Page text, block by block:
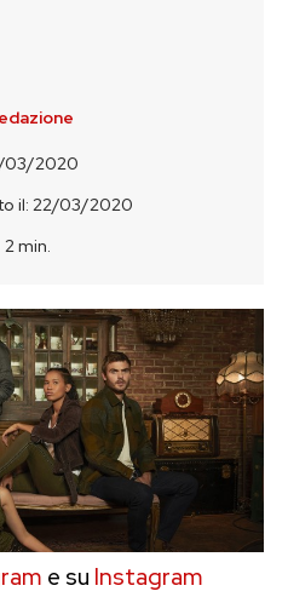
03/2020
il: 22/03/2020
2min.
e su Instagram